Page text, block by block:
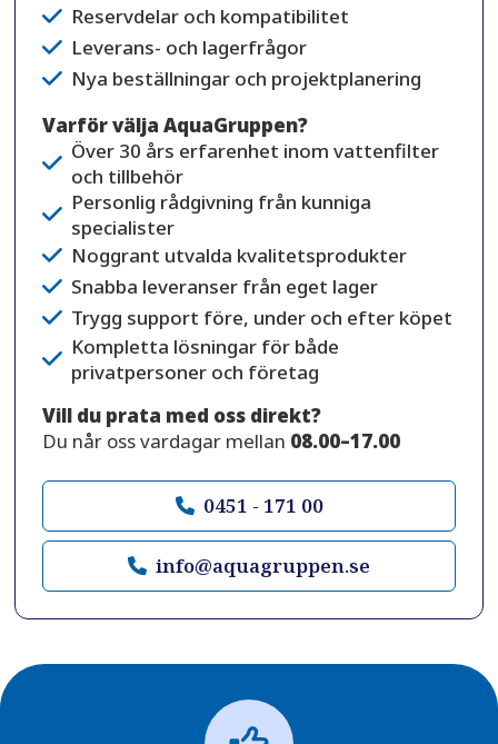
Reservdelar och kompatibilitet
Leverans- och lagerfrågor
Nya beställningar och projektplanering
Varför välja AquaGruppen?
Över 30 års erfarenhet inom vattenfilter
och tillbehör
Personlig rådgivning från kunniga
specialister
Noggrant utvalda kvalitetsprodukter
Snabba leveranser från eget lager
Trygg support före, under och efter köpet
Kompletta lösningar för både
privatpersoner och företag
Vill du prata med oss direkt?
Du når oss vardagar mellan 08.00–17.00
0451 - 171 00
info@aquagruppen.se